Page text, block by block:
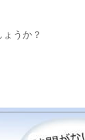
うか？